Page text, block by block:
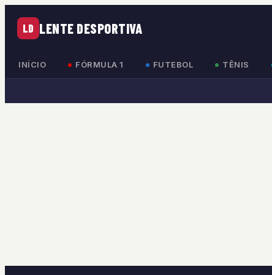
LD LENTE DESPORTIVA
INÍCIO FÓRMULA 1 FUTEBOL TÊNIS